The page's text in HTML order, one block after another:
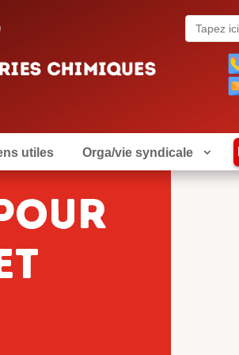
Search
for:
utiles Orga/vie syndicale